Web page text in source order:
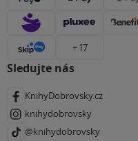
+ 17
Sledujte nás
KnihyDobrovsky.cz
knihydobrovsky
@knihydobrovsky